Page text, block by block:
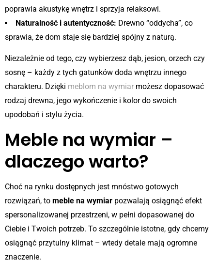
poprawia akustykę wnętrz i sprzyja relaksowi.
Naturalność i autentyczność: Drewno “oddycha”, co
sprawia, że dom staje się bardziej spójny z naturą.
Niezależnie od tego, czy wybierzesz dąb, jesion, orzech czy
sosnę – każdy z tych gatunków doda wnętrzu innego
charakteru. Dzięki meblom na wymiar możesz dopasować
rodzaj drewna, jego wykończenie i kolor do swoich
upodobań i stylu życia.
Meble na wymiar –
dlaczego warto?
Choć na rynku dostępnych jest mnóstwo gotowych
rozwiązań, to meble na wymiar pozwalają osiągnąć efekt
spersonalizowanej przestrzeni, w pełni dopasowanej do
Ciebie i Twoich potrzeb. To szczególnie istotne, gdy chcemy
osiągnąć przytulny klimat – wtedy detale mają ogromne
znaczenie.